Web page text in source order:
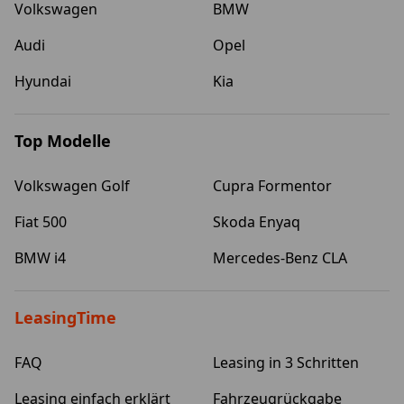
Volkswagen
BMW
Audi
Opel
Hyundai
Kia
Top Modelle
Volkswagen Golf
Cupra Formentor
Fiat 500
Skoda Enyaq
BMW i4
Mercedes-Benz CLA
LeasingTime
FAQ
Leasing in 3 Schritten
Leasing einfach erklärt
Fahrzeugrückgabe